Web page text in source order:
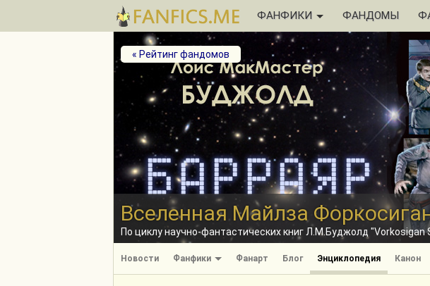
ФАНФИКИ ФАНДОМЫ
Вселенная Майлза
По циклу научно-фантастических книг Л.М.Буджолд "Vorkosigan
« Рейтинг фандомов
Новости Фанфики Фанарт Блог Энциклопедия Канон